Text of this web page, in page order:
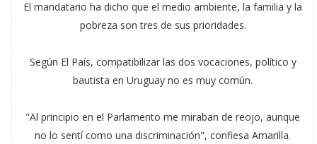
El mandatario ha dicho que el medio ambiente, la familia y la
pobreza son tres de sus prioridades.
Según El País, compatibilizar las dos vocaciones, político y
bautista en Uruguay no es muy común.
"Al principio en el Parlamento me miraban de reojo, aunque
no lo sentí como una discriminación", confiesa Amarilla.